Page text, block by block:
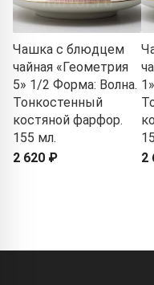
Чашка с блюдцем
чайная «Геометрия
5» 1/2 Форма: Волна.
Тонкостенный
костяной фарфор.
155 мл.
2 620 ₽
2